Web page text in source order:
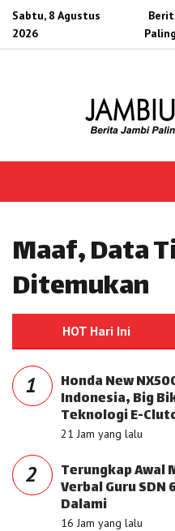
Sabtu, 8 Agustus
2026
Maaf, Data
Ditemukan
HOT Hari Ini
1 Honda New
Indonesia, Big
Teknologi E-
21 Jam yang lalu
2 Terungkap Awal
Verbal Guru
Dalami
16 Jam yang lalu